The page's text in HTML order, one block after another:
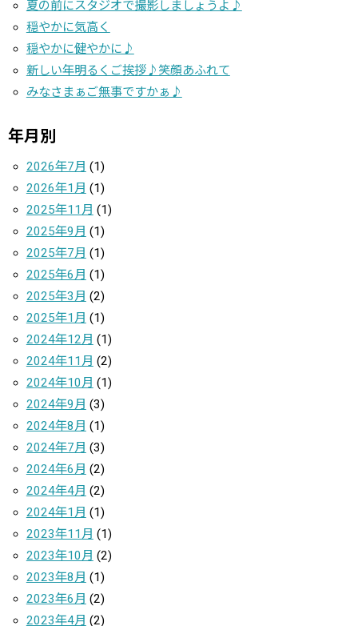
夏の前にスタジオで撮影しましょうよ♪
穏やかに気高く
穏やかに健やかに♪
新しい年明るくご挨拶♪笑顔あふれて
みなさまぁご無事ですかぁ♪
年月別
2026年7月 (1)
2026年1月 (1)
2025年11月 (1)
2025年9月 (1)
2025年7月 (1)
2025年6月 (1)
2025年3月 (2)
2025年1月 (1)
2024年12月 (1)
2024年11月 (2)
2024年10月 (1)
2024年9月 (3)
2024年8月 (1)
2024年7月 (3)
2024年6月 (2)
2024年4月 (2)
2024年1月 (1)
2023年11月 (1)
2023年10月 (2)
2023年8月 (1)
2023年6月 (2)
2023年4月 (2)